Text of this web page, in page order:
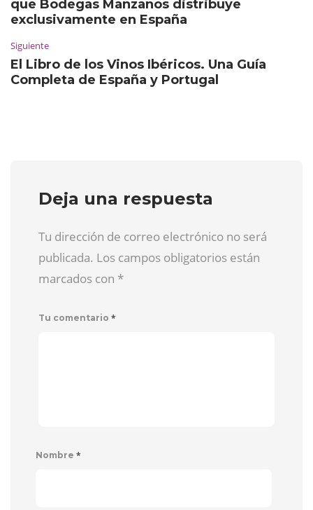
que Bodegas Manzanos distribuye
exclusivamente en España
Siguiente
El Libro de los Vinos Ibéricos. Una Guía
Completa de España y Portugal
Deja una respuesta
Tu dirección de correo electrónico no será
publicada. Los campos obligatorios están
marcados con *
Tu comentario *
Nombre *